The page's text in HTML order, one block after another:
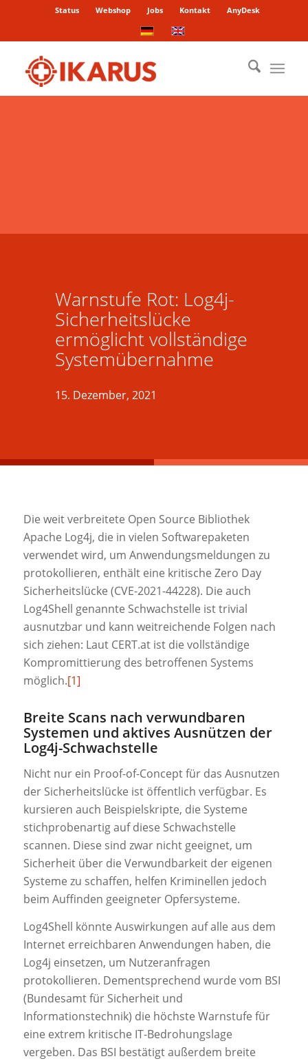
Status Webshop Jobs Kontakt AnyDesk
Warnstufe Rot: Log4j-
Sicherheitslücke
ermöglicht vollständige
Systemübernahme
15. Dezember, 2021
Die weit verbreitete Open Source Bibliothek
Apache Log4j, die in vielen Softwarepaketen
verwendet wird, um Anwendungsmeldungen zu
protokollieren, enthält eine kritische Zero Day
Sicherheitslücke (CVE-2021-44228). Die auch
Log4Shell genannte Schwachstelle ist trivial
ausnutzbar und kann weitreichende Folgen nach
sich ziehen: Laut CERT.at ist die vollständige
Kompromittierung des betroffenen Systems
möglich.[1]
Breite Scans nach verwundbaren
Systemen und aktives Ausnützen der
Log4j-Schwachstelle
Nicht nur ein Proof-of-Concept für das Ausnutzen
der Sicherheitslücke ist öffentlich verfügbar. Es
kursieren auch Beispielskripte, die Systeme
stichprobenartig auf diese Schwachstelle
scannen. Diese sind zwar nicht geeignet, um
Sicherheit über die Verwundbarkeit der eigenen
Systeme zu schaffen, helfen Kriminellen jedoch
beim Auffinden geeigneter Opfersysteme.
Log4Shell könnte Auswirkungen auf alle aus dem
Internet erreichbaren Anwendungen haben, die
Log4j einsetzen, um Nutzeranfragen
protokollieren. Dementsprechend wurde vom BSI
(Bundesamt für Sicherheit und
Informationstechnik) die höchste Warnstufe für
eine extrem kritische IT-Bedrohungslage
vergeben. Das BSI bestätigt außerdem breite